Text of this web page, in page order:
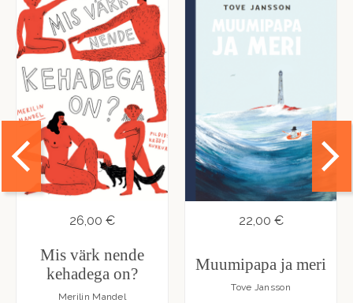
26,00 €
Mis värk nende
kehadega on?
Merilin Mandel
22,00 €
Muumipapa ja meri
Tove Jansson